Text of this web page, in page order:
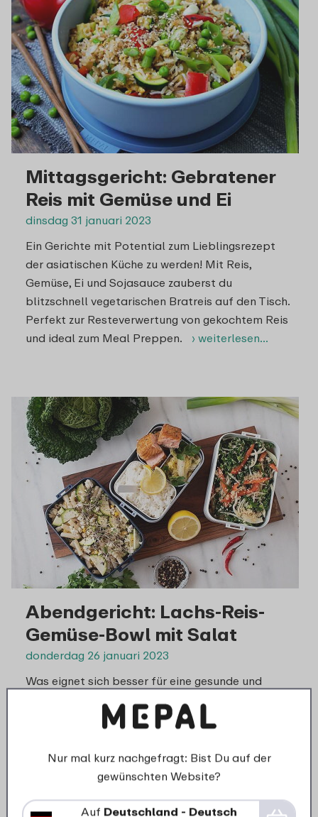
Mittagsgericht: Gebratener
Reis mit Gemüse und Ei
dinsdag 31 januari 2023
Ein Gerichte mit Potential zum Lieblingsrezept
der asiatischen Küche zu werden! Mit Reis,
Gemüse, Ei und Sojasauce zauberst du
blitzschnell vegetarischen Bratreis auf den Tisch.
Perfekt zur Resteverwertung von gekochtem Reis
und ideal zum Meal Preppen.
› weiterlesen…
Abendgericht: Lachs-Reis-
Gemüse-Bowl mit Salat
donderdag 26 januari 2023
Was eignet sich besser für eine gesunde und
allen möglichen Variationen? › weiterlesen…
Nur mal kurz nachgefragt: Bist Du auf der
gewünschten Website?
Auf Deutschland - Deutsch